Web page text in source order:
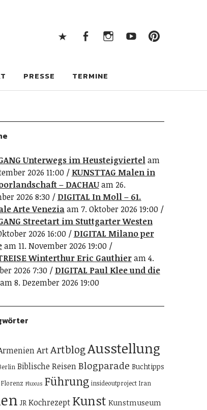
PRESSE TERMINE
Unterwegs im Heusteigviertelam
2026 11:00
KUNSTTAG Malen in
– DACHAUam 26.
2026 8:30
DIGITAL In Moll – 61.
Arte Veneziaam 7. Oktober 2026 19:00
Streetart im Stuttgarter Westen
2026 16:00
DIGITAL Milano per
am 11. November 2026 19:00
Winterthur Eric Gauthieram 4.
2026 7:30
DIGITAL Paul Klee und die
8. Dezember 2026 19:00
ArtArtblogAusstellung
Biblische ReisenBlogparade Buchtipps
Florenz Fluxus Führung insideoutproject Iran
JR Kochrezept Kunst Kunstmuseum